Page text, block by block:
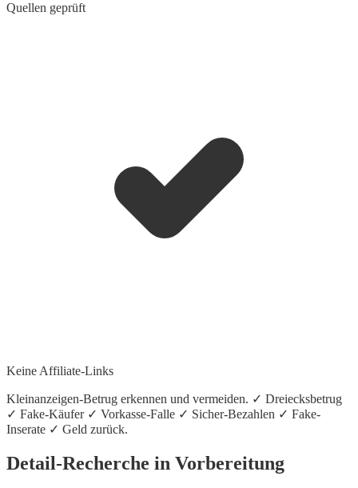
Quellen geprüft
Keine Affiliate-Links
Kleinanzeigen-Betrug erkennen und vermeiden. ✓ Dreiecksbetrug
✓ Fake-Käufer ✓ Vorkasse-Falle ✓ Sicher-Bezahlen ✓ Fake-
Inserate ✓ Geld zurück.
Detail-Recherche in Vorbereitung